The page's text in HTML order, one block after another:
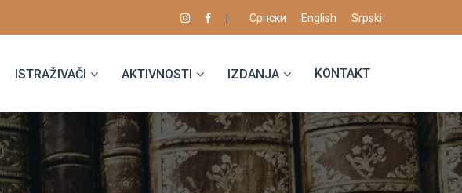
Српски English Srpski
ISTRAŽIVAČI AKTIVNOSTI IZDANJA KONTAKT